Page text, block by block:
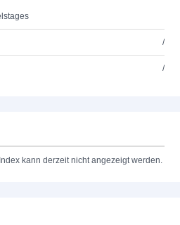
/
/
kann derzeit nicht angezeigt werden.